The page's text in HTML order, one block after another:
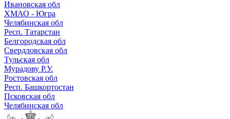
Ивановская обл
ХМАО - Югра
Челябинская обл
Респ. Татарстан
Белгородская обл
Свердловская обл
Тульская обл
Мурадову Р.У.
Ростовская обл
Респ. Башкортостан
Псковская обл
Челябинская обл